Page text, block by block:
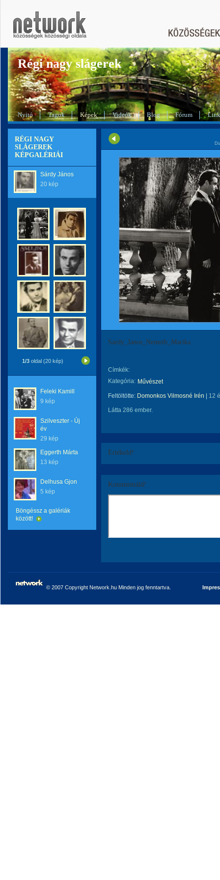
Régi nagy slágerek
Nyitó Tagok Képek Videók Blog Fórum
RÉGI NAGY
SLÁGEREK
KÉPGALÉRIÁI
Sárdy János
20 kép
1/3 oldal (20 kép)
Feleki Kamill
9 kép
Szilveszter - Új
év
29 kép
Eggerth Márta
13 kép
Delhusa Gjon
5 kép
Böngéssz a galériák
között!
Sardy_Janos_Nemeth_Marika
Címkék:
Kategória: Művészet
Feltöltötte: Domonkos Vilmosné Irén 12
Látta 286 ember.
Értékeld!
Kommentáld!
© 2007 Copyright Network.hu Minden jog fenntartva.